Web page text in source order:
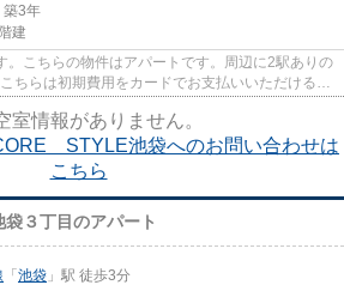
築3年
建
。こちらの物件はアパートです。周辺に2駅ありの
ちらは初期費用をカードでお支払いいただける物
室情報がありません。
STYLE池袋へのお問い合わせは
こちら
袋３丁目のアパート
「 池袋 」駅 徒歩3分